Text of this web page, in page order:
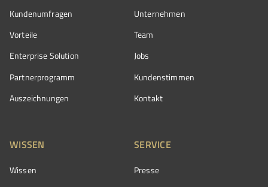
Kundenumfragen
Vorteile
Enterprise Solution
Partnerprogramm
Auszeichnungen
Unternehmen
Team
Jobs
Kundenstimmen
Kontakt
WISSEN
Wissen
SERVICE
Presse